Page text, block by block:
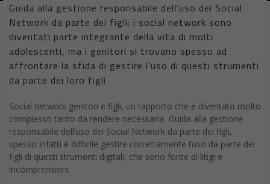
Guida alla gestione responsabile dell’uso dei Social
Network da parte dei figli: i social network sono
diventati parte integrante della vita di molti
adolescenti, ma i genitori si trovano spesso ad
affrontare la sfida di gestire l’uso di questi strumenti
da parte dei loro figli
Social network genitori e figli, un rapporto che è diventato molto
complesso tanto da rendere necessaria Guida alla gestione
responsabile dell’uso dei Social Network da parte dei figli,
spesso infatti è difficile gestire correttamente l’uso da parte dei
figli di questi strumenti digitali, che sono fonte di litigi e
incomprensioni.